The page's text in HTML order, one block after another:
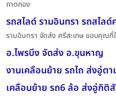
ถาดกอง
รถสไลด์ รามอินทรา รถสไลด์
รามอินทรา จัดส่ง ศรีสะเกษ ขอบคุณที่
อ.ไพรบึง จัดส่ง อ.ขุนหาญ
งานเคลื่อนย้าย รถไถ ส่งอู่ต
เคลื่อนย้าย รถ6 ล้อ ส่งอู่กิติ